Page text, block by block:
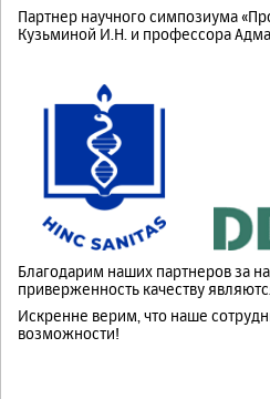
Партнер научного симпозиума
Кузьминой И.Н. и профессора
Благодарим наших партнеров за
приверженность качеству
Искренне верим, что наше
возможности!